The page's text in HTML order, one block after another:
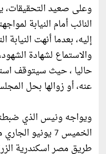
وعلى صعيد التحقيقات،
النائب أمام النيابة
إليه، بعدما أنهت
والاستماع لشهادة
حاليا ، حيث سيتوقف
عنه، أو زوالها بحل
ويواجه ونيس الذي
الخميس 7 يونيو
طريق مصر اسكندرية